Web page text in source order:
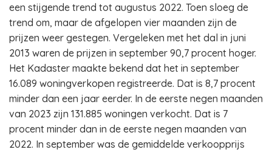
een stijgende trend tot augustus 2022. Toen sloeg de
trend om, maar de afgelopen vier maanden zijn de
prijzen weer gestegen. Vergeleken met het dal in juni
2013 waren de prijzen in september 90,7 procent hoger.
Het Kadaster maakte bekend dat het in september
16.089 woningverkopen registreerde. Dat is 8,7 procent
minder dan een jaar eerder. In de eerste negen maanden
van 2023 zijn 131.885 woningen verkocht. Dat is 7
procent minder dan in de eerste negen maanden van
2022. In september was de gemiddelde verkoopprijs